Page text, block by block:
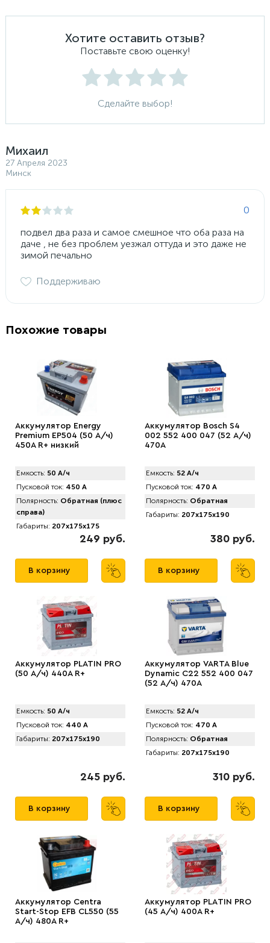
Хотите оставить отзыв?
Поставьте свою оценку!
Сделайте выбор!
Михаил
27 Апреля 2023
Минск
0
подвел два раза и самое смешное что оба раза на
даче , не без проблем уезжал оттуда и это даже не
зимой печально
Поддерживаю
Похожие товары
Аккумулятор Energy
Premium EP504 (50 А/ч)
450A R+ низкий
Емкость: 50 А/ч
Пусковой ток: 450 А
Полярность: Обратная (плюс
справа)
Габариты: 207x175x175
249 руб.
В корзину
Аккумулятор Bosch S4
002 552 400 047 (52 А/ч)
470A
Емкость: 52 А/ч
Пусковой ток: 470 А
Полярность: Обратная
Габариты: 207x175x190
380 руб.
В корзину
Аккумулятор PLATIN PRO
(50 А/ч) 440A R+
Емкость: 50 А/ч
Пусковой ток: 440 А
Габариты: 207x175x190
245 руб.
В корзину
Аккумулятор VARTA Blue
Dynamic C22 552 400 047
(52 А/ч) 470А
Емкость: 52 А/ч
Пусковой ток: 470 А
Полярность: Обратная
Габариты: 207x175x190
310 руб.
В корзину
Аккумулятор Centra
Start-Stop EFB CL550 (55
А/ч) 480A R+
Аккумулятор PLАTIN PRO
(45 А/ч) 400A R+